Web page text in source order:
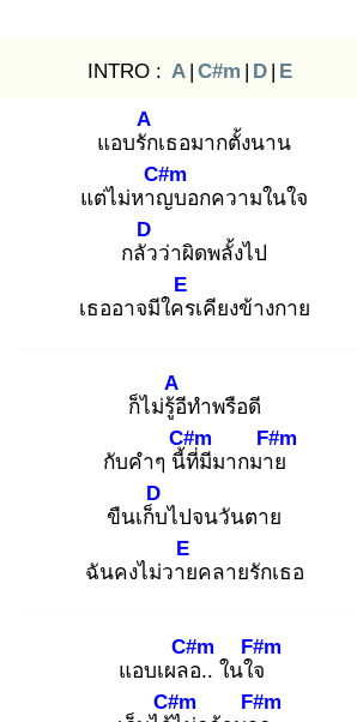
INTRO : A | C#m | D | E
แอบรัก
A
เธอมากตั้งนาน
แต่ไม่หาญ
C#m
บอกความในใจ
กลัว
D
ว่าผิดพลั้งไป
เธออาจมีใคร
E
เคียงข้างกาย
ก็ไม่รู้อี
A
ทำพรือดี
กับคำๆ นี้ที่
C#m
มีมากมาย
F#m
ขืนเก็บ
D
ไปจนวันตาย
ฉันคงไม่วาย
E
คลายรักเธอ
แอบเผลอ
C#m
.. ในใจ
F#m
C#m
F#m